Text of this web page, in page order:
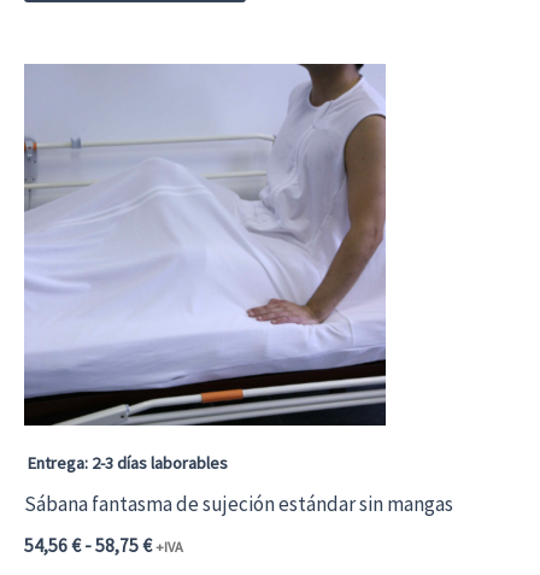
61,25 €74,11 €
producto
múltiples
variantes.
Las
opciones
se
pueden
elegir
en
la
de
Entrega: 2-3 días laborables
Sábana fantasma de sujeción estándar sin mangas
54,56€ -58,75€Rango
+IVA